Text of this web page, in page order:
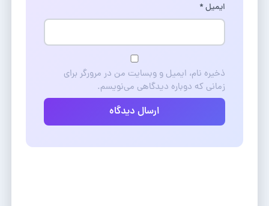
ایمیل*
ذخیره نام، ایمیل و وبسایت من در مرورگر برای
زمانی که دوباره دیدگاهی می‌نویسم.
ارسال دیدگاه